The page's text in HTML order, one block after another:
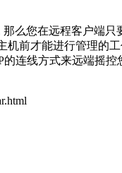
在远程客户端只要
机前才能进行管理
的连线方式来远端摇